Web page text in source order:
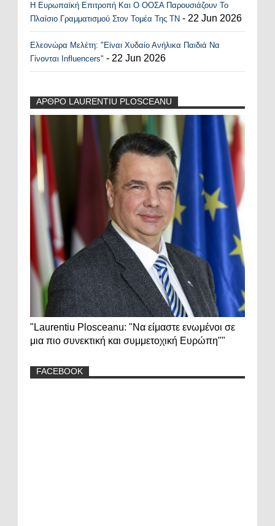
Η Ευρωπαϊκή Επιτροπή Και Ο ΟΟΣΑ Παρουσιάζουν Το
Πλαίσιο Γραμματισμού Στον Τομέα Της ΤΝ - 22 Jun 2026
Ελεονώρα Μελέτη: "Είναι Χυδαίο Ανήλικα Παιδιά Να
Γίνονται Influencers" - 22 Jun 2026
ΑΡΘΡΟ LAURENTIU PLOSCEANU
"Laurentiu Plosceanu: "Να είμαστε ενωμένοι σε
μια πιο συνεκτική και συμμετοχική Ευρώπη""
FACEBOOK